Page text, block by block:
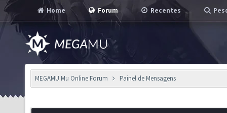
Home Forum Recentes
MEGAMU Mu Online Forum Painel de Mensagens